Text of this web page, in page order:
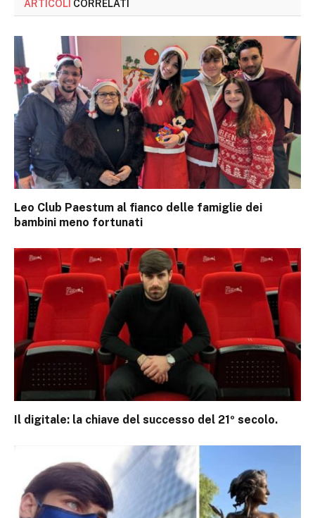
ARTICOLI CORRELATI
Leo Club Paestum al fianco delle famiglie dei
bambini meno fortunati
Il digitale: la chiave del successo del 21º secolo.